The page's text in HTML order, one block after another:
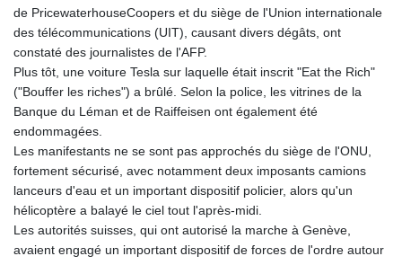
LVL 0.698955
LYD 7.354819
MAD 10.762117
MDL 20.066037
MGA
4971.568067
MMK
2425.761657
MNT
4157.747973
MOP 9.330357
MRU 46.312797
de PricewaterhouseCoopers et du siège de l'Union internationale
des télécommunications (UIT), causant divers dégâts, ont
constaté des journalistes de l'AFP.
Plus tôt, une voiture Tesla sur laquelle était inscrit "Eat the Rich"
("Bouffer les riches") a brûlé. Selon la police, les vitrines de la
Banque du Léman et de Raiffeisen ont également été
endommagées.
Les manifestants ne se sont pas approchés du siège de l'ONU,
fortement sécurisé, avec notamment deux imposants camions
lanceurs d'eau et un important dispositif policier, alors qu'un
hélicoptère a balayé le ciel tout l'après-midi.
Les autorités suisses, qui ont autorisé la marche à Genève,
avaient engagé un important dispositif de forces de l'ordre autour